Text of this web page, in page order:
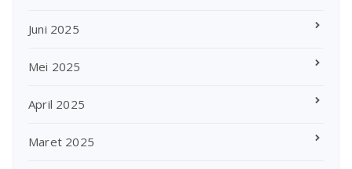
Juni 2025
Mei 2025
April 2025
Maret 2025